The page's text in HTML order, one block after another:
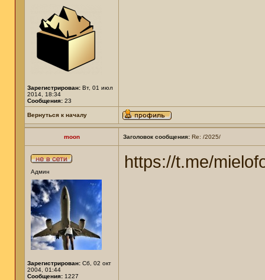
Зарегистрирован: Вт, 01 июл
2014, 18:34
Сообщения: 23
Вернуться к началу
moon Заголовок сообщения: Re: /2025/
Админ
Зарегистрирован: Сб, 02 окт
2004, 01:44
Сообщения: 1227
https://t.me/